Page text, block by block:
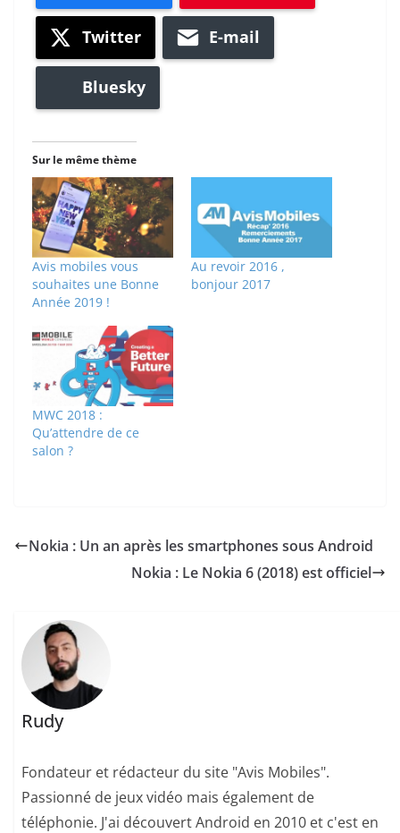
Twitter E-mail
Bluesky
Sur le même thème
Avis mobiles vous
souhaites une Bonne
Année 2019 !
Au revoir 2016 ,
bonjour 2017
MWC 2018 :
Qu’attendre de ce
salon ?
Nokia : Un an après les smartphones sous Android
Nokia : Le Nokia 6 (2018) est officiel
Rudy
Fondateur et rédacteur du site "Avis Mobiles".
Passionné de jeux vidéo mais également de
téléphonie. J'ai découvert Android en 2010 et c'est en